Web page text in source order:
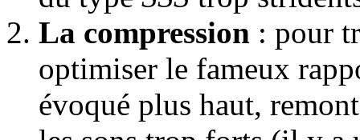
La compression : pour
optimiser le fameux
évoqué plus haut,